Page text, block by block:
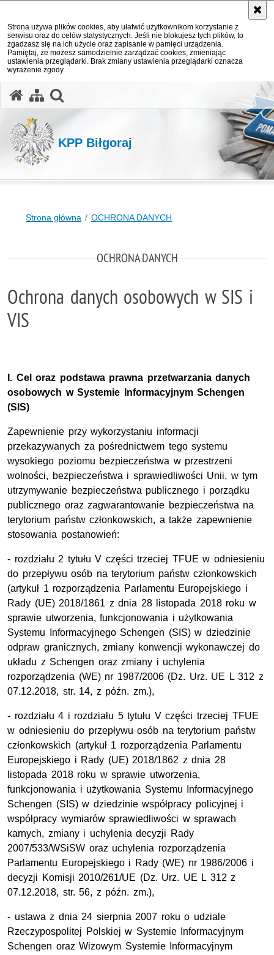
Strona używa plików cookies, aby ułatwić użytkownikom korzystanie z
serwisu oraz do celów statystycznych. Jeśli nie blokujesz tych plików, to
zgadzasz się na ich użycie oraz zapisanie w pamięci urządzenia.
Pamiętaj, że możesz samodzielnie zarządzać cookies, zmieniając
ustawienia przeglądarki. Brak zmiany ustawienia przeglądarki oznacza
wyrażenie zgody.
KPP Biłgoraj
Strona główna OCHRONA DANYCH
OCHRONA DANYCH
Ochrona danych osobowych w SIS i
VIS
I. Cel oraz podstawa prawna przetwarzania danych
osobowych w Systemie Informacyjnym Schengen
(SIS)
Zapewnienie przy wykorzystaniu informacji
przekazywanych za pośrednictwem tego systemu
wysokiego poziomu bezpieczeństwa w przestrzeni
wolności, bezpieczeństwa i sprawiedliwości Unii, w tym
utrzymywanie bezpieczeństwa publicznego i porządku
publicznego oraz zagwarantowanie bezpieczeństwa na
terytorium państw członkowskich, a także zapewnienie
stosowania postanowień:
- rozdziału 2 tytułu V części trzeciej TFUE w odniesieniu
do przepływu osób na terytorium państw członkowskich
(artykuł 1 rozporządzenia Parlamentu Europejskiego i
Rady (UE) 2018/1861 z dnia 28 listopada 2018 roku w
sprawie utworzenia, funkcjonowania i użytkowania
Systemu Informacyjnego Schengen (SIS) w dziedzinie
odpraw granicznych, zmiany konwencji wykonawczej do
układu z Schengen oraz zmiany i uchylenia
rozporządzenia (WE) nr 1987/2006 (Dz. Urz. UE L 312 z
07.12.2018, str. 14, z późn. zm.),
- rozdziału 4 i rozdziału 5 tytułu V części trzeciej TFUE
w odniesieniu do przepływu osób na terytorium państw
członkowskich (artykuł 1 rozporządzenia Parlamentu
Europejskiego i Rady (UE) 2018/1862 z dnia 28
listopada 2018 roku w sprawie utworzenia,
funkcjonowania i użytkowania Systemu Informacyjnego
Schengen (SIS) w dziedzinie współpracy policyjnej i
współpracy wymiarów sprawiedliwości w sprawach
karnych, zmiany i uchylenia decyzji Rady
2007/533/WSiSW oraz uchylenia rozporządzenia
Parlamentu Europejskiego i Rady (WE) nr1986/2006 i
decyzji Komisji 2010/261/UE (Dz. Urz. UE L 312 z
07.12.2018, str. 56, z późn. zm.),
- ustawa z dnia 24 sierpnia 2007 roku o udziale
Rzeczypospolitej Polskiej w Systemie Informacyjnym
Schengen oraz Wizowym Systemie Informacyjnym